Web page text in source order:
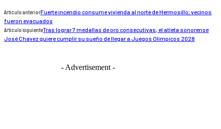
Artículo anteriorFuerte incendio consume vivienda al norte de Hermosillo; vecinos
fueron evacuados
Artículo siguienteTras lograr 7 medallas de oro consecutivas, el atleta sonorense
José Chávez quiere cumplir su sueño de llegar a Juegos Olímpicos 2028
- Advertisement -